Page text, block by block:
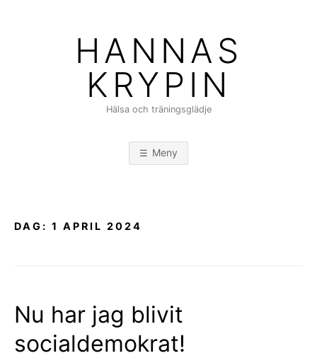
HANNAS
KRYPIN
Hälsa och träningsglädje
Meny
DAG: 1 APRIL 2024
Nu har jag blivit
socialdemokrat!